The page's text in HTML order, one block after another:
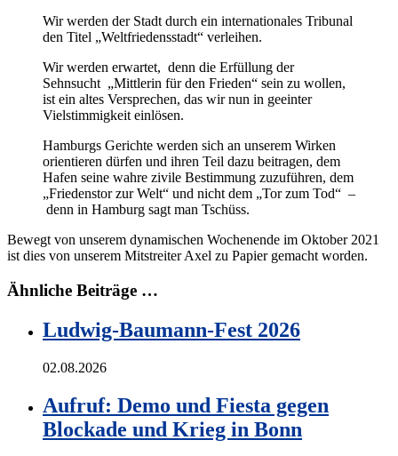
Wir werden der Stadt durch ein internationales Tribunal
den Titel „Weltfriedensstadt“ verleihen.
Wir werden erwartet, denn die Erfüllung der
Sehnsucht „Mittlerin für den Frieden“ sein zu wollen,
ist ein altes Versprechen, das wir nun in geeinter
Vielstimmigkeit einlösen.
Hamburgs Gerichte werden sich an unserem Wirken
orientieren dürfen und ihren Teil dazu beitragen, dem
Hafen seine wahre zivile Bestimmung zuzuführen, dem
„Friedenstor zur Welt“ und nicht dem „Tor zum Tod“ –
denn in Hamburg sagt man Tschüss.
Bewegt von unserem dynamischen Wochenende im Oktober 2021
ist dies von unserem Mitstreiter Axel zu Papier gemacht worden.
Ähnliche Beiträge …
Ludwig-Baumann-Fest 2026
02.08.2026
Aufruf: Demo und Fiesta gegen
Blockade und Krieg in Bonn